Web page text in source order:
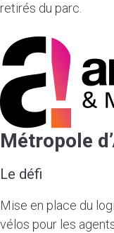
retirés du parc.
Métropole
Le défi
Mise en place du
vélos pour les